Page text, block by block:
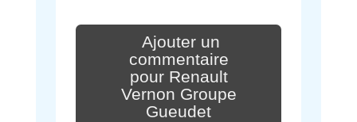
Ajouter un
commentaire
pour Renault
Vernon Groupe
Gueudet